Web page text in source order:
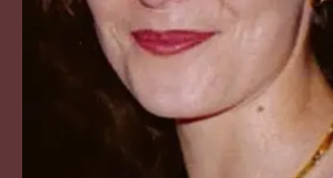
Italia Mondo